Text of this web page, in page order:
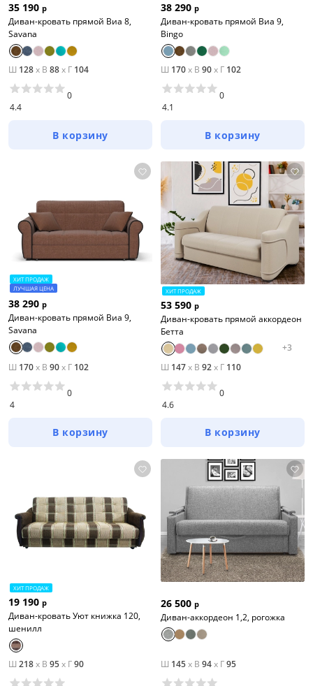
35 190 р
Диван-кровать прямой Виа 8,
Savana
Ш 128x В 88x Г 104
4.4
0
В корзину
38 290 р
Диван-кровать прямой Виа 9,
Bingo
Ш 170x В 90x Г 102
4.1
0
В корзину
ХИТ ПРОДАЖ
ЛУЧШАЯ ЦЕНА
38 290 р
Диван-кровать прямой Виа 9,
Savana
Ш 170x В 90x Г 102
4
0
В корзину
ХИТ ПРОДАЖ
53 590 р
Диван-кровать прямой аккордеон
Бетта
+3
Ш 147x В 92x Г 110
4.6
0
В корзину
ХИТ ПРОДАЖ
19 190 р
Диван-кровать Уют книжка 120,
шенилл
Ш 218x В 95x Г90
26 500 р
Диван-аккордеон 1,2, рогожка
Ш 145x В 94x Г95